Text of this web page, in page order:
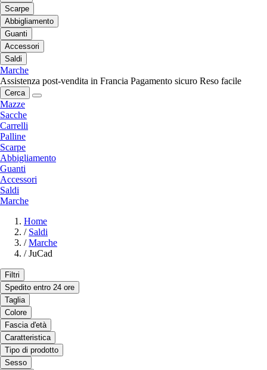
Scarpe
Abbigliamento
Guanti
Accessori
Saldi
Marche
Assistenza post-vendita in Francia Pagamento sicuro Reso facile
Cerca
Mazze
Sacche
Carrelli
Palline
Scarpe
Abbigliamento
Guanti
Accessori
Saldi
Marche
Home
/ Saldi
/ Marche
/ JuCad
Filtri
Spedito entro 24 ore
Taglia
Colore
Fascia d'età
Caratteristica
Tipo di prodotto
Sesso